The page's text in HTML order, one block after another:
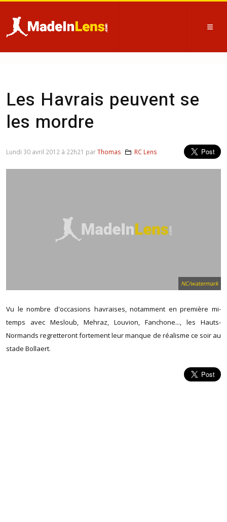
Les Havrais peuvent se
les mordre
NC/watermark
Vu le nombre d'occasions havraises, notamment en première mi-
temps avec Mesloub, Mehraz, Louvion, Fanchone..., les Hauts-
Normands regretteront fortement leur manque de réalisme ce soir au
stade Bollaert.
Lundi 30 avril 2012 à 22h21 parThomas RC Lens